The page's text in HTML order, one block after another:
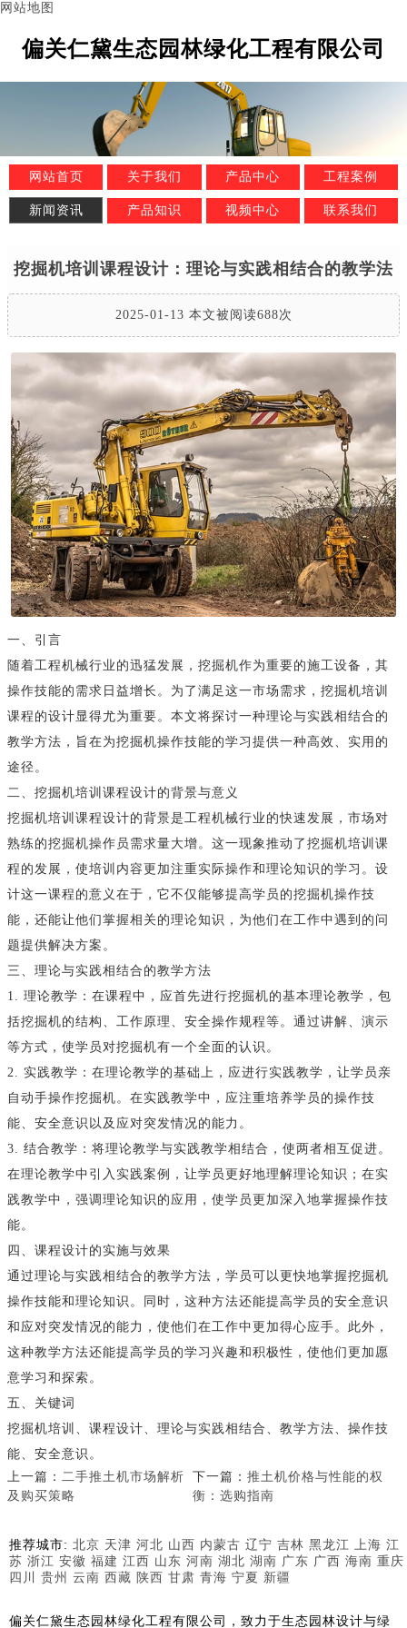
网站地图
偏关仁黛生态园林绿化工程有限公司
网站首页 关于我们 产品中心 工程案例
新闻资讯 产品知识 视频中心 联系我们
挖掘机培训课程设计：理论与实践相结合的教学法
2025-01-13 本文被阅读688次
一、引言
随着工程机械行业的迅猛发展，挖掘机作为重要的施工设备，其
操作技能的需求日益增长。为了满足这一市场需求，挖掘机培训
课程的设计显得尤为重要。本文将探讨一种理论与实践相结合的
教学方法，旨在为挖掘机操作技能的学习提供一种高效、实用的
途径。
二、挖掘机培训课程设计的背景与意义
挖掘机培训课程设计的背景是工程机械行业的快速发展，市场对
熟练的挖掘机操作员需求量大增。这一现象推动了挖掘机培训课
程的发展，使培训内容更加注重实际操作和理论知识的学习。设
计这一课程的意义在于，它不仅能够提高学员的挖掘机操作技
能，还能让他们掌握相关的理论知识，为他们在工作中遇到的问
题提供解决方案。
三、理论与实践相结合的教学方法
1. 理论教学：在课程中，应首先进行挖掘机的基本理论教学，包
括挖掘机的结构、工作原理、安全操作规程等。通过讲解、演示
等方式，使学员对挖掘机有一个全面的认识。
2. 实践教学：在理论教学的基础上，应进行实践教学，让学员亲
自动手操作挖掘机。在实践教学中，应注重培养学员的操作技
能、安全意识以及应对突发情况的能力。
3. 结合教学：将理论教学与实践教学相结合，使两者相互促进。
在理论教学中引入实践案例，让学员更好地理解理论知识；在实
践教学中，强调理论知识的应用，使学员更加深入地掌握操作技
能。
四、课程设计的实施与效果
通过理论与实践相结合的教学方法，学员可以更快地掌握挖掘机
操作技能和理论知识。同时，这种方法还能提高学员的安全意识
和应对突发情况的能力，使他们在工作中更加得心应手。此外，
这种教学方法还能提高学员的学习兴趣和积极性，使他们更加愿
意学习和探索。
五、关键词
挖掘机培训、课程设计、理论与实践相结合、教学方法、操作技
能、安全意识。
上一篇： 二手推土机市场解析
及购买策略
下一篇： 推土机价格与性能的权
衡：选购指南
推荐城市: 北京 天津 河北 山西 内蒙古 辽宁 吉林 黑龙江 上海 江
苏 浙江 安徽 福建 江西 山东 河南 湖北 湖南 广东 广西 海南 重庆
四川
贵州 云南 西藏 陕西 甘肃 青海 宁夏 新疆
偏关仁黛生态园林绿化工程有限公司，致力于生态园林设计与绿